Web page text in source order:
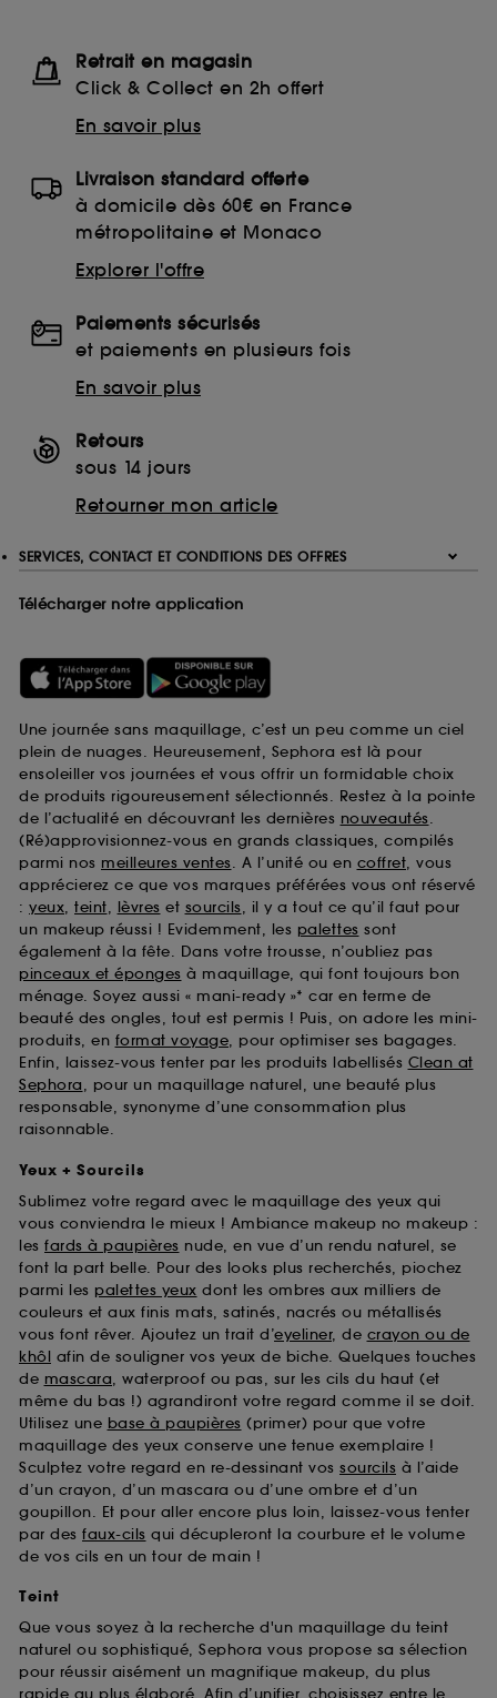
Retrait en magasin
Click & Collect en 2h offert
En savoir plus
Livraison standard offerte
à domicile dès 60€ en France
métropolitaine et Monaco
Explorer l'offre
Paiements sécurisés
et paiements en plusieurs fois
En savoir plus
Retours
sous 14 jours
Retourner mon article
SERVICES, CONTACT ET CONDITIONS DES OFFRES
Télécharger notre application
Une journée sans maquillage, c’est un peu comme un ciel
plein de nuages. Heureusement, Sephora est là pour
ensoleiller vos journées et vous offrir un formidable choix
de produits rigoureusement sélectionnés. Restez à la pointe
de l’actualité en découvrant les dernières nouveautés.
(Ré)approvisionnez-vous en grands classiques, compilés
parmi nos meilleures ventes. A l’unité ou en coffret, vous
apprécierez ce que vos marques préférées vous ont réservé
: yeux, teint, lèvres et sourcils, il y a tout ce qu’il faut pour
un makeup réussi ! Evidemment, les palettes sont
également à la fête. Dans votre trousse, n’oubliez pas
pinceaux et éponges à maquillage, qui font toujours bon
ménage. Soyez aussi « mani-ready »* car en terme de
beauté des ongles, tout est permis ! Puis, on adore les mini-
produits, en format voyage, pour optimiser ses bagages.
Enfin, laissez-vous tenter par les produits labellisés Clean at
Sephora, pour un maquillage naturel, une beauté plus
responsable, synonyme d’une consommation plus
raisonnable.
Yeux + Sourcils
Sublimez votre regard avec le maquillage des yeux qui
vous conviendra le mieux ! Ambiance makeup no makeup :
les fards à paupières nude, en vue d’un rendu naturel, se
font la part belle. Pour des looks plus recherchés, piochez
parmi les palettes yeux dont les ombres aux milliers de
couleurs et aux finis mats, satinés, nacrés ou métallisés
vous font rêver. Ajoutez un trait d’eyeliner, de crayon ou de
khôl afin de souligner vos yeux de biche. Quelques touches
de mascara, waterproof ou pas, sur les cils du haut (et
même du bas !) agrandiront votre regard comme il se doit.
Utilisez une base à paupières (primer) pour que votre
maquillage des yeux conserve une tenue exemplaire !
Sculptez votre regard en re-dessinant vos sourcils à l’aide
d’un crayon, d’un mascara ou d’une ombre et d’un
goupillon. Et pour aller encore plus loin, laissez-vous tenter
par des faux-cils qui décupleront la courbure et le volume
de vos cils en un tour de main !
Teint
Que vous soyez à la recherche d'un maquillage du teint
naturel ou sophistiqué, Sephora vous propose sa sélection
pour réussir aisément un magnifique makeup, du plus